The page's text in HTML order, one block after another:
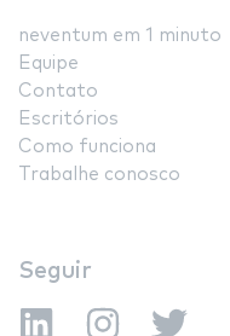
neventum em 1 minuto
Equipe
Contato
Escritórios
Como funciona
Trabalhe conosco
Seguir